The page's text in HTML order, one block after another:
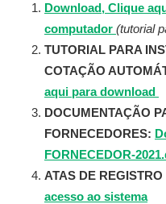
Download, Clique
computador (tutorial
TUTORIAL PARA
COTAÇÃO
aqui para download
DOCUMENTAÇÃO
FORNECEDORES:
FORNECEDOR-
ATAS DE
acesso ao sistema